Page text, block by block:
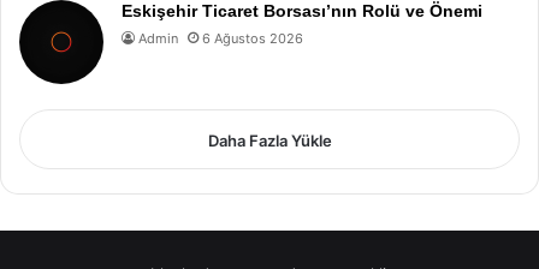
Eskişehir Ticaret Borsası’nın Rolü ve Önemi
Admin 6 Ağustos 2026
Daha Fazla Yükle